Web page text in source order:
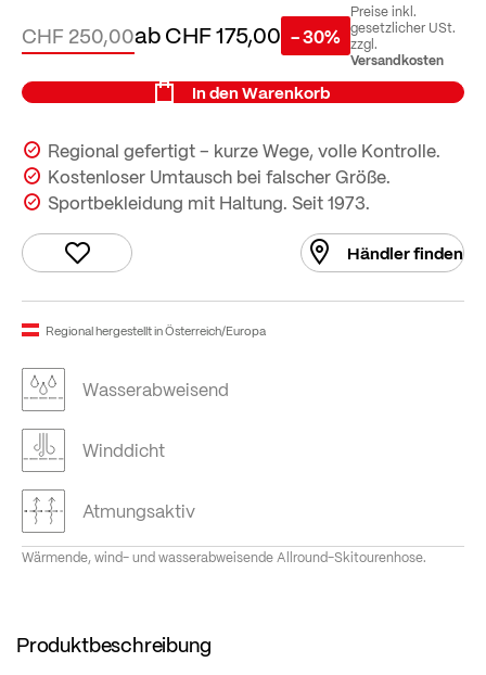
abCHF 175,00
CHF 250,00 - 30%
Preise inkl.
gesetzlicher USt.
zzgl.
Versandkosten
In den Warenkorb
Regional gefertigt – kurze Wege, volle Kontrolle.
Kostenloser Umtausch bei falscher Größe.
Sportbekleidung mit Haltung. Seit 1973.
Händler finden
Regional hergestellt in Österreich/Europa
Wasserabweisend
Winddicht
Atmungsaktiv
Wärmende, wind- und wasserabweisende Allround-Skitourenhose.
Produktbeschreibung